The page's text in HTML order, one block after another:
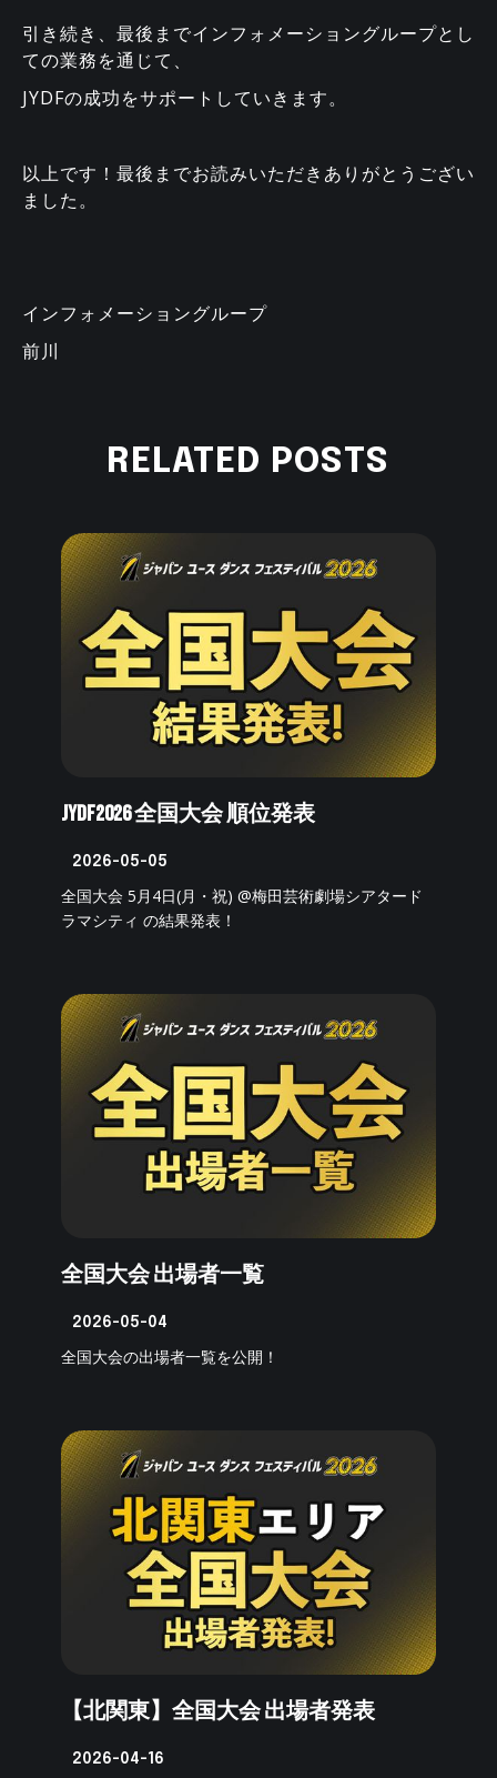
引き続き、最後までインフォメーショングループとし
ての業務を通じて、
JYDFの成功をサポートしていきます。
以上です！最後までお読みいただきありがとうござい
ました。
インフォメーショングループ
前川
RELATED POSTS
JYDF2026 全国大会 順位発表
2026-05-05
全国大会 5月4日(月・祝) @梅田芸術劇場シアタード
ラマシティ の結果発表！
全国大会 出場者一覧
2026-05-04
全国大会の出場者一覧を公開！
【北関東】全国大会 出場者発表
2026-04-16